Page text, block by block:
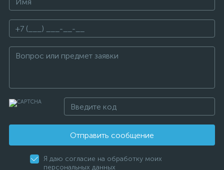
Отправить сообщение
Я даю согласие на обработку моих
персональных данных